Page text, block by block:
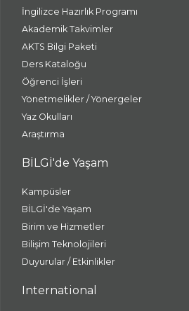
İngilizce Hazırlık Programı
Akademik Takvimler
AKTS Bilgi Paketi
Ders Kataloğu
Öğrenci İşleri
Yönetmelikler / Yönergeler
Yaz Okulları
Araştırma
BİLGİ'de Yaşam
Kampüsler
BİLGİ'de Yaşam
Birim ve Hizmetler
Bilişim Teknolojileri
Duyurular / Etkinlikler
International